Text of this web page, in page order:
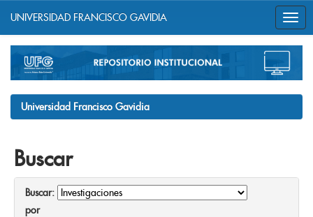
navigation
UNIVERSIDAD FRANCISCO GAVIDIA
Universidad Francisco Gavidia
Buscar
Buscar:
por